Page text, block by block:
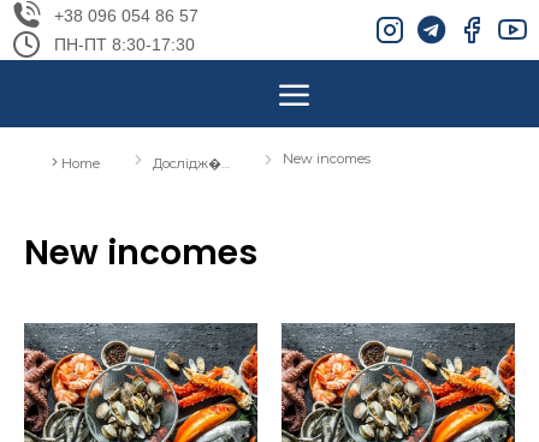
+38 096 054 86 57
ПН-ПТ 8:30-17:30
New incomes
You are here:
Home Дослідж�… New incomes